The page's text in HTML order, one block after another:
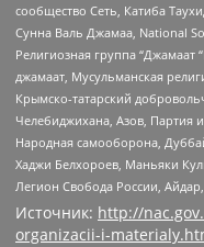
сообщество Сеть, Катиба
Сунна Валь Джамаа, National
Религиозная группа “Джамаат
джамаат, Мусульманская
Крымско-татарский
Челебиджихана, Азов, Партия
Народная самооборона,
Хаджи Белхороев, Маньяки
Легион Свобода России,
Источник: http://
organizacii-i-